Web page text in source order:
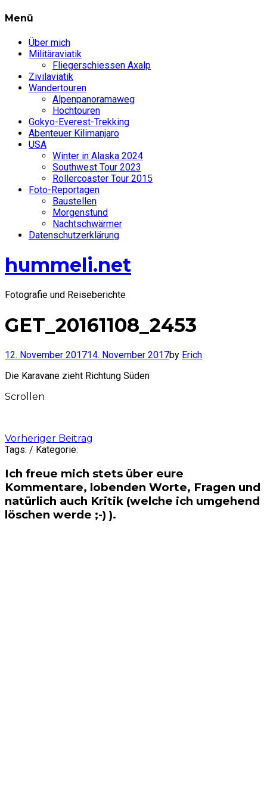
Menü
Über mich
Militäraviatik
Fliegerschiessen Axalp
Zivilaviatik
Wandertouren
Alpenpanoramaweg
Hochtouren
Gokyo-Everest-Trekking
Abenteuer Kilimanjaro
USA
Winter in Alaska 2024
Southwest Tour 2023
Rollercoaster Tour 2015
Foto-Reportagen
Baustellen
Morgenstund
Nachtschwärmer
Datenschutzerklärung
hummeli.net
Fotografie und Reiseberichte
GET_20161108_2453
12. November 201714. November 2017by Erich
Die Karavane zieht Richtung Süden
Scrollen
Post
navigation
Vorheriger Beitrag
Tags: / Kategorie:
Ich freue mich stets über eure
Kommentare, lobenden Worte, Fragen und
natürlich auch Kritik (welche ich umgehend
löschen werde ;-) ).